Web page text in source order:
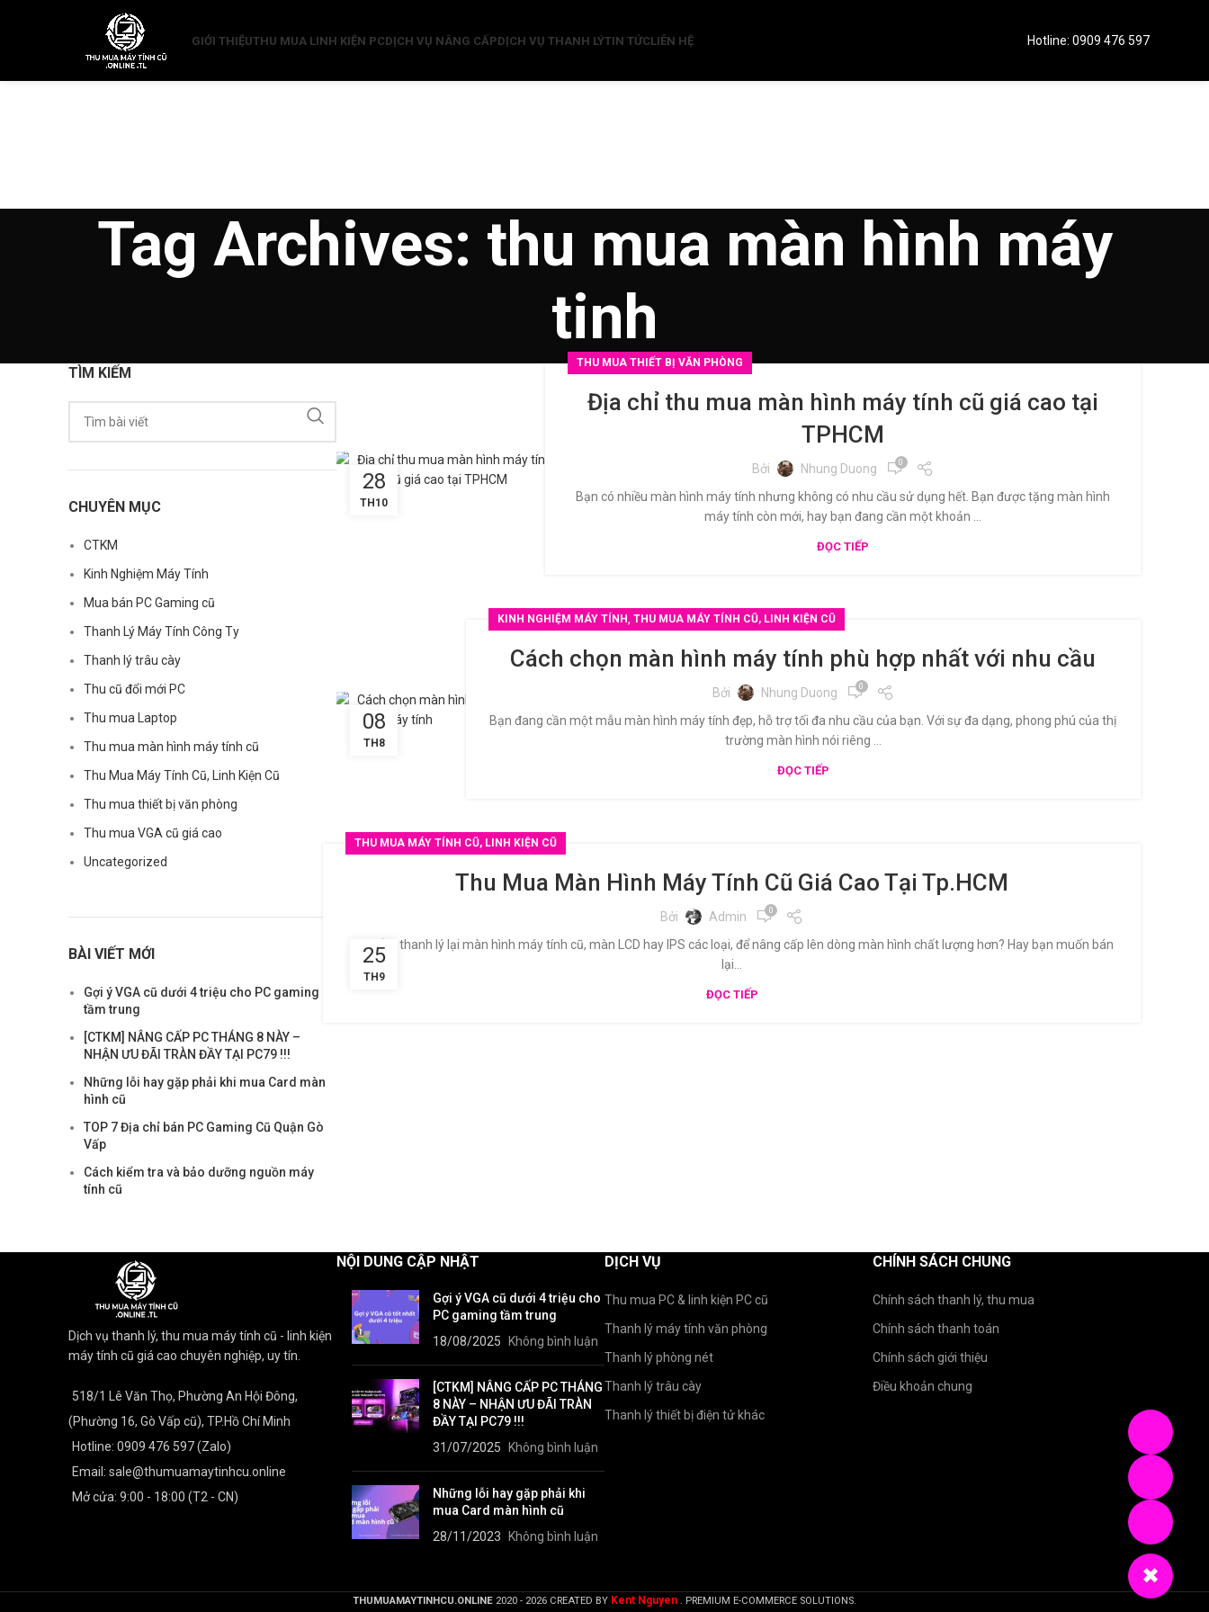
GIỚI THIỆUTHU MUA LINH KIỆN PCDỊCH VỤ NÂNG CẤPDỊCH VỤ THANH LÝTIN TỨCLIÊN HỆ Hotline: 0909 476 597
Tag Archives: thu mua màn hình máy
tinh
28
TH10
THU MUA THIẾT BỊ VĂN PHÒNG
Địa chỉ thu mua màn hình máy tính cũ giá cao tại
TPHCM
Bởi Nhung Duong 0
Bạn có nhiều màn hình máy tính nhưng không có nhu cầu sử dụng hết. Bạn được tặng màn hình
máy tính còn mới, hay bạn đang cần một khoản ...
ĐỌC TIẾP
08
TH8
KINH NGHIỆM MÁY TÍNH, THU MUA MÁY TÍNH CŨ, LINH KIỆN CŨ
Cách chọn màn hình máy tính phù hợp nhất với nhu cầu
Bởi Nhung Duong 0
Bạn đang cần một mẫu màn hình máy tính đẹp, hỗ trợ tối đa nhu cầu của bạn. Với sự đa dạng, phong phú của thị
trường màn hình nói riêng ...
ĐỌC TIẾP
25
TH9
THU MUA MÁY TÍNH CŨ, LINH KIỆN CŨ
Thu Mua Màn Hình Máy Tính Cũ Giá Cao Tại Tp.HCM
Bởi Admin 0
Bạn cần thanh lý lại màn hình máy tính cũ, màn LCD hay IPS các loại, để nâng cấp lên dòng màn hình chất lượng hơn? Hay bạn muốn bán
lại...
ĐỌC TIẾP
TÌM KIẾM
CHUYÊN MỤC
CTKM
Kinh Nghiệm Máy Tính
Mua bán PC Gaming cũ
Thanh Lý Máy Tính Công Ty
Thanh lý trâu cày
Thu cũ đổi mới PC
Thu mua Laptop
Thu mua màn hình máy tính cũ
Thu Mua Máy Tính Cũ, Linh Kiện Cũ
Thu mua thiết bị văn phòng
Thu mua VGA cũ giá cao
Uncategorized
BÀI VIẾT MỚI
Gợi ý VGA cũ dưới 4 triệu cho PC gaming
tầm trung
[CTKM] NÂNG CẤP PC THÁNG 8 NÀY –
NHẬN ƯU ĐÃI TRÀN ĐẦY TẠI PC79 !!!
Những lỗi hay gặp phải khi mua Card màn
hình cũ
TOP 7 Địa chỉ bán PC Gaming Cũ Quận Gò
Vấp
Cách kiểm tra và bảo dưỡng nguồn máy
tính cũ
✖
Dịch vụ thanh lý, thu mua máy tính cũ - linh kiện
máy tính cũ giá cao chuyên nghiệp, uy tín.
518/1 Lê Văn Thọ, Phường An Hội Đông,
(Phường 16, Gò Vấp cũ), TP.Hồ Chí Minh
Hotline: 0909 476 597 (Zalo)
Email: sale@thumuamaytinhcu.online
Mở cửa: 9:00 - 18:00 (T2 - CN)
NỘI DUNG CẬP NHẬT
Gợi ý VGA cũ dưới 4 triệu cho
PC gaming tầm trung
18/08/2025
Không bình luận
[CTKM] NÂNG CẤP PC THÁNG
8 NÀY – NHẬN ƯU ĐÃI TRÀN
ĐẦY TẠI PC79 !!!
31/07/2025
Không bình luận
Những lỗi hay gặp phải khi
mua Card màn hình cũ
28/11/2023
Không bình luận
DỊCH VỤ
Thu mua PC & linh kiện PC cũ
Thanh lý máy tính văn phòng
Thanh lý phòng nét
Thanh lý trâu cày
Thanh lý thiết bị điện tử khác
CHÍNH SÁCH CHUNG
Chính sách thanh lý, thu mua
Chính sách thanh toán
Chính sách giới thiệu
Điều khoản chung
THUMUAMAYTINHCU.ONLINE 2020 - 2026 CREATED BY Kent Nguyen . PREMIUM E-COMMERCE SOLUTIONS.